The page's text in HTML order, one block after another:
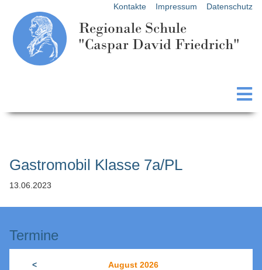
Kontakte Impressum Datenschutz
Regionale Schule
"Caspar David Friedrich"
Gastromobil Klasse 7a/PL
13.06.2023
Termine
< August 2026